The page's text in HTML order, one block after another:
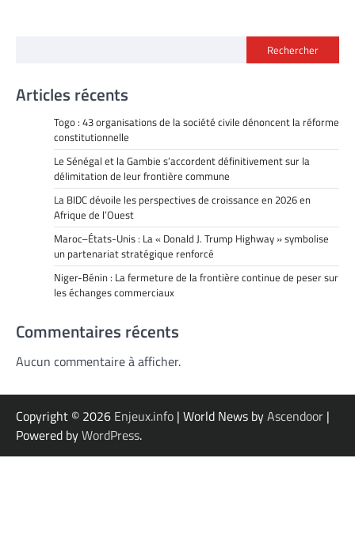
Rechercher
Articles récents
Togo : 43 organisations de la société civile dénoncent la réforme
constitutionnelle
Le Sénégal et la Gambie s’accordent définitivement sur la
délimitation de leur frontière commune
La BIDC dévoile les perspectives de croissance en 2026 en
Afrique de l’Ouest
Maroc–États-Unis : La « Donald J. Trump Highway » symbolise
un partenariat stratégique renforcé
Niger-Bénin : La fermeture de la frontière continue de peser sur
les échanges commerciaux
Commentaires récents
Aucun commentaire à afficher.
Copyright © 2026 Enjeux.info | World News byAscendoor |
Powered byWordPress.